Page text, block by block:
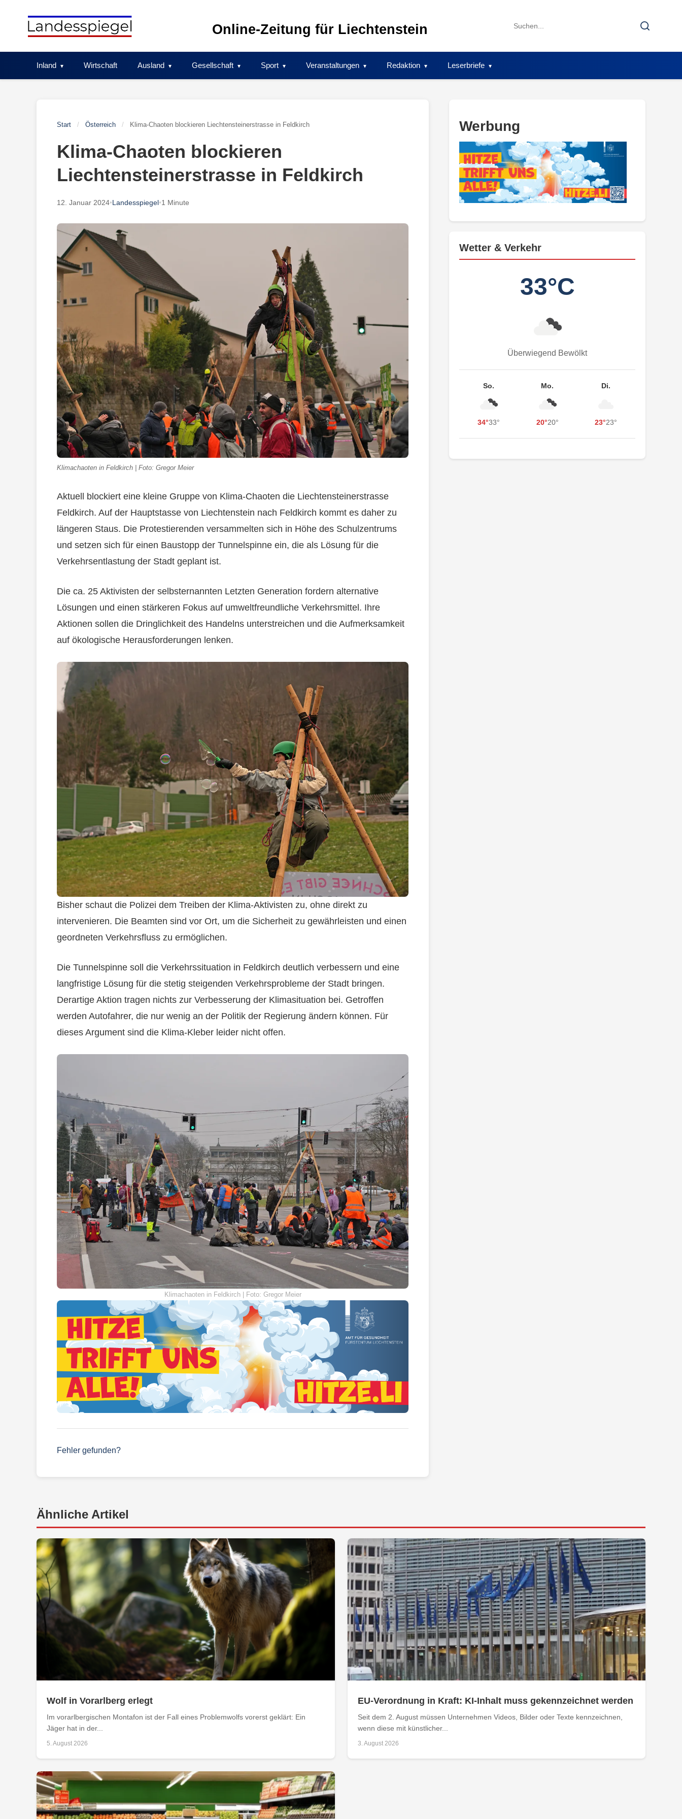
Online-Zeitung für Liechtenstein
Search
Search
Inland Wirtschaft Ausland Gesellschaft Sport Veranstaltungen Redaktion Leserbriefe
Start / Österreich / Klima-Chaoten blockieren Liechtensteinerstrasse in Feldkirch
Klima-Chaoten blockieren
Liechtensteinerstrasse in Feldkirch
12. Januar 2024•Landesspiegel•1 Minute
Klimachaoten in Feldkirch | Foto: Gregor Meier
Aktuell blockiert eine kleine Gruppe von Klima-Chaoten die Liechtensteinerstrasse
Feldkirch. Auf der Hauptstasse von Liechtenstein nach Feldkirch kommt es daher zu
längeren Staus. Die Protestierenden versammelten sich in Höhe des Schulzentrums
und setzen sich für einen Baustopp der Tunnelspinne ein, die als Lösung für die
Verkehrsentlastung der Stadt geplant ist.
Die ca. 25 Aktivisten der selbsternannten Letzten Generation fordern alternative
Lösungen und einen stärkeren Fokus auf umweltfreundliche Verkehrsmittel. Ihre
Aktionen sollen die Dringlichkeit des Handelns unterstreichen und die Aufmerksamkeit
auf ökologische Herausforderungen lenken.
Bisher schaut die Polizei dem Treiben der Klima-Aktivisten zu, ohne direkt zu
intervenieren. Die Beamten sind vor Ort, um die Sicherheit zu gewährleisten und einen
geordneten Verkehrsfluss zu ermöglichen.
Die Tunnelspinne soll die Verkehrssituation in Feldkirch deutlich verbessern und eine
langfristige Lösung für die stetig steigenden Verkehrsprobleme der Stadt bringen.
Derartige Aktion tragen nichts zur Verbesserung der Klimasituation bei. Getroffen
werden Autofahrer, die nur wenig an der Politik der Regierung ändern können. Für
dieses Argument sind die Klima-Kleber leider nicht offen.
Klimachaoten in Feldkirch | Foto: Gregor Meier
Fehler gefunden?
Werbung
Wetter & Verkehr
33°C
Überwiegend Bewölkt
So.
34°33°
Mo.
20°20°
Di.
23°23°
Ähnliche Artikel
Wolf in Vorarlberg erlegt
Im vorarlbergischen Montafon ist der Fall eines Problemwolfs vorerst geklärt: Ein
Jäger hat in der...
5. August 2026
EU-Verordnung in Kraft: KI-Inhalt muss gekennzeichnet werden
Seit dem 2. August müssen Unternehmen Videos, Bilder oder Texte kennzeichnen,
wenn diese mit künstlicher...
3. August 2026